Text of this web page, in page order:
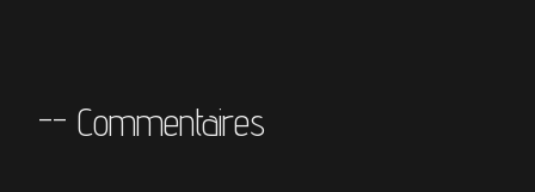
-- Commentaires